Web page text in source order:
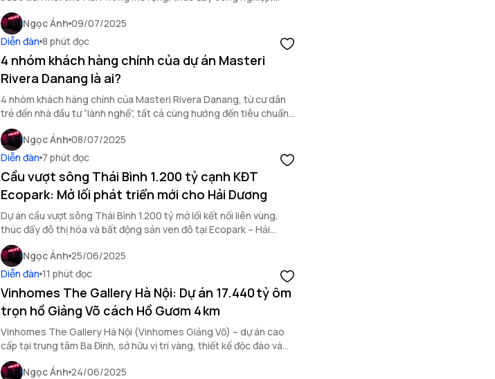
logistics và bất động sản khu vực.
Ngọc Ánh 09/07/2025
Diễn đàn 8 phút đọc
4 nhóm khách hàng chính của dự án Masteri
Rivera Danang là ai?
4 nhóm khách hàng chính của Masteri Rivera Danang, từ cư dân
trẻ đến nhà đầu tư “lành nghề”, tất cả cùng hướng đến tiêu chuẩn
sống mới tại Đà Nẵng.
Ngọc Ánh 08/07/2025
Diễn đàn 7 phút đọc
Cầu vượt sông Thái Bình 1.200 tỷ cạnh KĐT
Ecopark: Mở lối phát triển mới cho Hải Dương
Dự án cầu vượt sông Thái Bình 1.200 tỷ mở lối kết nối liên vùng,
thúc đẩy đô thị hóa và bất động sản ven đô tại Ecopark – Hải
Dương phát triển mạnh mẽ.
Ngọc Ánh 25/06/2025
Diễn đàn 11 phút đọc
Vinhomes The Gallery Hà Nội: Dự án 17.440 tỷ ôm
trọn hồ Giảng Võ cách Hồ Gươm 4 km
Vinhomes The Gallery Hà Nội (Vinhomes Giảng Võ) – dự án cao
cấp tại trung tâm Ba Đình, sở hữu vị trí vàng, thiết kế độc đáo và
tiềm năng sinh lời vượt trội.
Ngọc Ánh 24/06/2025